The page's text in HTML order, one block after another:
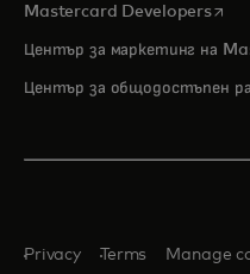
Mastercard Developers
Център за маркетинг на
Център за общодостъпен
Privacy Terms Manage